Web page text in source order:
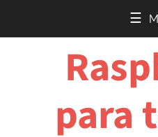
para